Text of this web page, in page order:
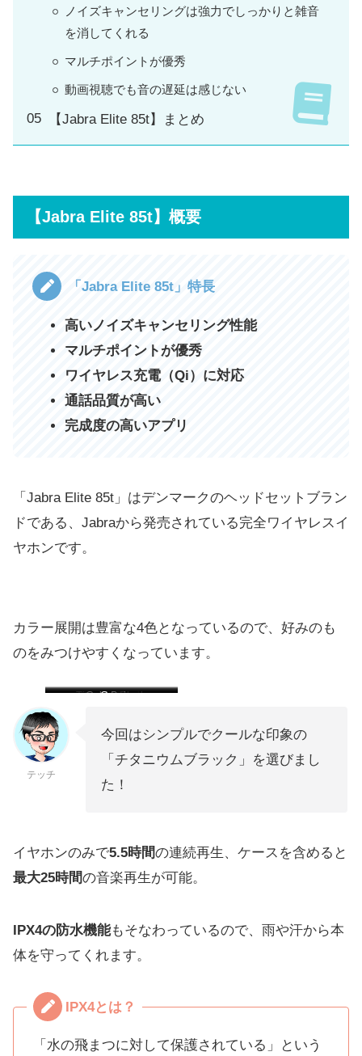
ノイズキャンセリングは強力でしっかりと雑音
を消してくれる
マルチポイントが優秀
動画視聴でも音の遅延は感じない
【Jabra Elite 85t】まとめ
【Jabra Elite 85t】概要
「Jabra Elite 85t」特長
高いノイズキャンセリング性能
マルチポイントが優秀
ワイヤレス充電（Qi）に対応
通話品質が高い
完成度の高いアプリ
「Jabra Elite 85t」はデンマークのヘッドセットブラン
ドである、Jabraから発売されている完全ワイヤレスイ
ヤホンです。
カラー展開は豊富な4色となっているので、好みのも
のをみつけやすくなっています。
Copper Black
Titanium Black
Gold Beige
Grey
テッチ
今回はシンプルでクールな印象の
「チタニウムブラック」を選びまし
た！
イヤホンのみで5.5時間の連続再生、ケースを含めると
最大25時間の音楽再生が可能。
IPX4の防水機能もそなわっているので、雨や汗から本
体を守ってくれます。
IPX4とは？
「水の飛まつに対して保護されている」という